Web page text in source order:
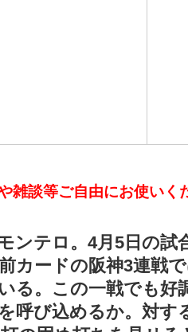
雑談等ご自由にお使いく
ンテロ。4月5日の試
カードの阪神3連戦
る。この一戦でも好
呼び込めるか。対す